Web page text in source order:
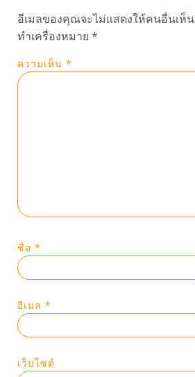
อีเมลของคุณจะไม่แสดงให้คนอื่นเห็น
ทำเครื่องหมาย *
ความเห็น *
ชื่อ *
อีเมล *
เว็บไซต์